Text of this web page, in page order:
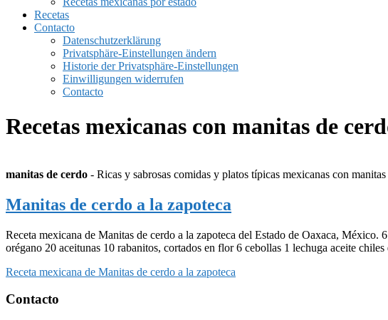
Recetas
Contacto
Datenschutzerklärung
Privatsphäre-Einstellungen ändern
Historie der Privatsphäre-Einstellungen
Einwilligungen widerrufen
Contacto
Recetas mexicanas con manitas de
manitas de cerdo - Ricas y sabrosas comidas y platos típicas mexicanas con
Manitas de cerdo a la zapoteca
Receta mexicana de Manitas de cerdo a la zapoteca del Estado de Oaxaca,
orégano 20 aceitunas 10 rabanitos, cortados en flor 6 cebollas 1 lechuga aceite
Receta mexicana de Manitas de cerdo a la zapoteca
Footer
Contacto